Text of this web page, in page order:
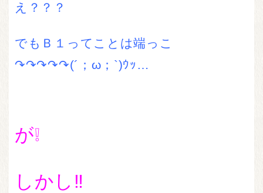
え？？？
でもＢ１ってことは端っこ
↷↷↷↷↷(´；ω；`)ｳｯ…
が❕
しかし‼